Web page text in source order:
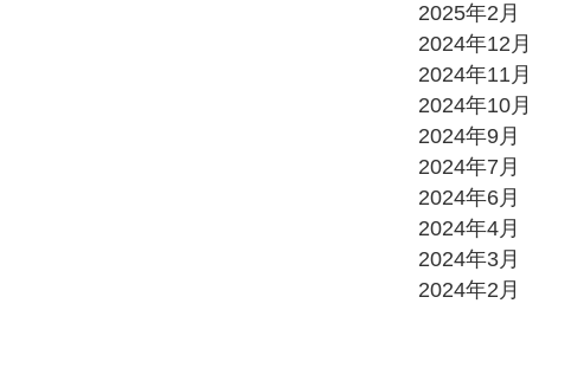
2025年2月
2024年12月
2024年11月
2024年10月
2024年9月
2024年7月
2024年6月
2024年4月
2024年3月
2024年2月